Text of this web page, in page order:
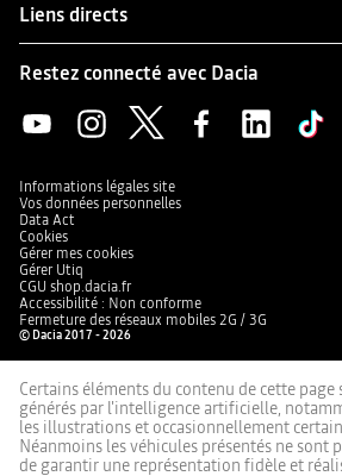
Liens directs
Restez connecté avec Dacia
Informations légales site
Vos données personnelles
Data Act
Cookies
Gérer mes cookies
Gérer Utiq
CGU shop.dacia.fr
Accessibilité : Non conforme
Fermeture des réseaux mobiles 2G / 3G
© Dacia 2017 - 2026
Certains éléments du contenu de cette
générés par l'intelligence artificielle,
les illustrations et occasionnellement
Néanmoins les véhicules présentés ne sont
de garantir une représentation fidèle et